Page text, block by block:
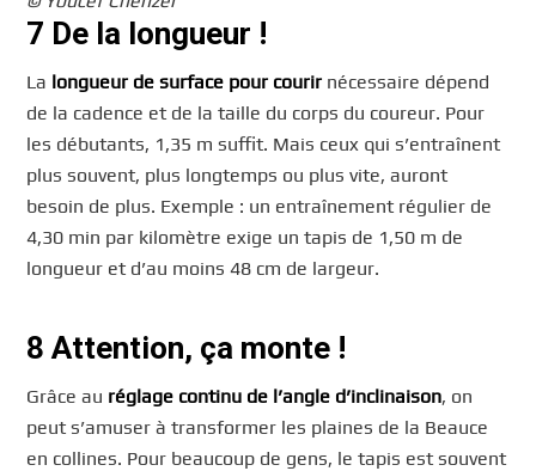
7 De la longueur !
La longueur de surface pour courir nécessaire dépend
de la cadence et de la taille du corps du coureur. Pour
les débutants, 1,35 m suffit. Mais ceux qui s’entraînent
plus souvent, plus longtemps ou plus vite, auront
besoin de plus. Exemple : un entraînement régulier de
4,30 min par kilomètre exige un tapis de 1,50 m de
longueur et d’au moins 48 cm de largeur.
8 Attention, ça monte !
Grâce au réglage continu de l’angle d’inclinaison, on
peut s’amuser à transformer les plaines de la Beauce
en collines. Pour beaucoup de gens, le tapis est souvent